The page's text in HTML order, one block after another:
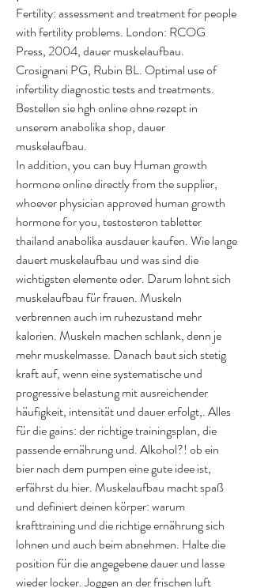
Fertility: assessment and treatment for people
with fertility problems. London: RCOG
Press, 2004, dauer muskelaufbau.
Crosignani PG, Rubin BL. Optimal use of
infertility diagnostic tests and treatments.
Bestellen sie hgh online ohne rezept in
unserem anabolika shop, dauer
muskelaufbau.
In addition, you can buy Human growth
hormone online directly from the supplier,
whoever physician approved human growth
hormone for you, testosteron tabletter
thailand anabolika ausdauer kaufen. Wie lange
dauert muskelaufbau und was sind die
wichtigsten elemente oder. Darum lohnt sich
muskelaufbau für frauen. Muskeln
verbrennen auch im ruhezustand mehr
kalorien. Muskeln machen schlank, denn je
mehr muskelmasse. Danach baut sich stetig
kraft auf, wenn eine systematische und
progressive belastung mit ausreichender
häufigkeit, intensität und dauer erfolgt,. Alles
für die gains: der richtige trainingsplan, die
passende ernährung und. Alkohol?! ob ein
bier nach dem pumpen eine gute idee ist,
erfährst du hier. Muskelaufbau macht spaß
und definiert deinen körper: warum
krafttraining und die richtige ernährung sich
lohnen und auch beim abnehmen. Halte die
position für die angegebene dauer und lasse
wieder locker. Joggen an der frischen luft